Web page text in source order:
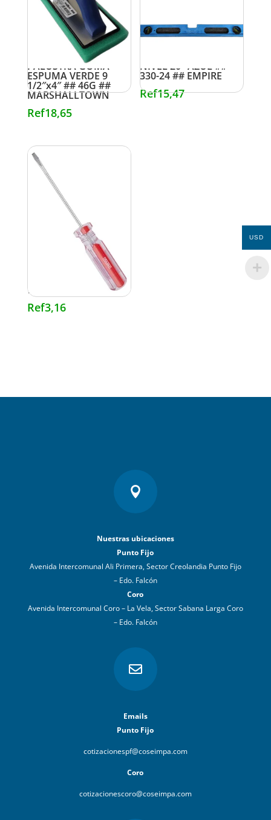
PALUSTRA GOMA
ESPUMA VERDE 9
1/2″x4″ ## 46G ##
MARSHALLTOWN
Ref18,65
NIVEL 20″ AZUL ##
330-24 ## EMPIRE
Ref15,47
DESTORNILLADOR
PLANO 1/8″ X 3″ ##
797-4488 ## VULCAN
Ref3,16

Nuestras ubicaciones
Punto Fijo
Avenida Intercomunal Ali Primera, Sector Creolandia Punto Fijo
– Edo. Falcón
Coro
Avenida Intercomunal Coro – La Vela, Sector Sabana Larga Coro
– Edo. Falcón

Emails
Punto Fijo
cotizacionespf@coseimpa.com
Coro
cotizacionescoro@coseimpa.com
USD